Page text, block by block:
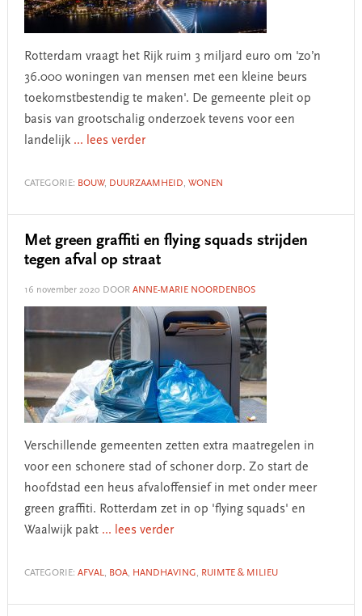
Rotterdam vraagt het Rijk ruim 3 miljard euro om 'zo’n
36.000 woningen van mensen met een kleine beurs
toekomstbestendig te maken'. De gemeente pleit op
basis van grootschalig onderzoek tevens voor een
landelijk ... lees verder
CATEGORIE: BOUW, DUURZAAMHEID, WONEN
Met green graffiti en flying squads strijden
tegen afval op straat
16 november 2020 DOOR ANNE-MARIE NOORDENBOS
Verschillende gemeenten zetten extra maatregelen in
voor een schonere stad of schoner dorp. Zo start de
hoofdstad een heus afvaloffensief in met onder meer
green graffiti. Rotterdam zet in op 'flying squads' en
Waalwijk pakt ... lees verder
CATEGORIE: AFVAL, BOA, HANDHAVING, RUIMTE & MILIEU